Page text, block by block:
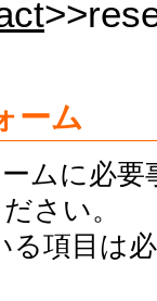
ーム
ムに必
さい。
る項目は